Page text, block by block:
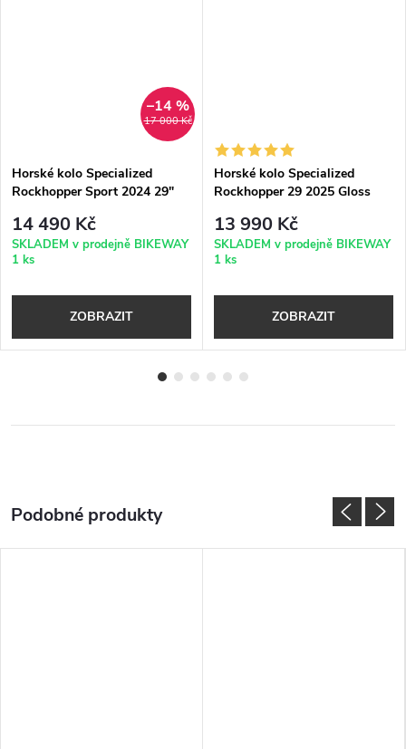
17 000 Kč
–14 %
Horské kolo Specialized
Rockhopper Sport 2024 29"
14 490 Kč
SKLADEM v prodejně BIKEWAY
1 ks
ZOBRAZIT
Horské kolo Specialized
Rockhopper 29 2025 Gloss
13 990 Kč
SKLADEM v prodejně BIKEWAY
1 ks
ZOBRAZIT